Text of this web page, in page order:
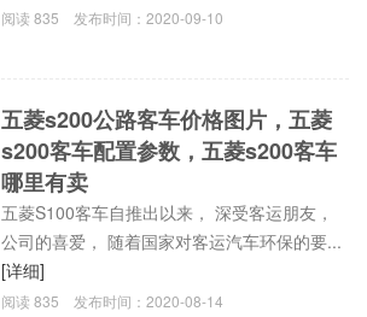
阅读835 发布时间：2020-09-10
五菱s200公路客车价格图片，五菱
s200客车配置参数，五菱s200客车
哪里有卖
五菱S100客车自推出以来， 深受客运朋友，
公司的喜爱， 随着国家对客运汽车环保的要...
[详细]
阅读835 发布时间：2020-08-14